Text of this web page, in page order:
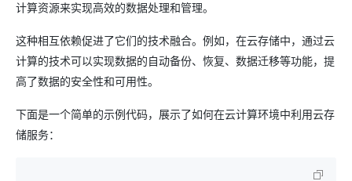
计算资源来实现高效的数据处理和管理。
这种相互依赖促进了它们的技术融合。例如，在云存储中，通过云
计算的技术可以实现数据的自动备份、恢复、数据迁移等功能，提
高了数据的安全性和可用性。
下面是一个简单的示例代码，展示了如何在云计算环境中利用云存
储服务：